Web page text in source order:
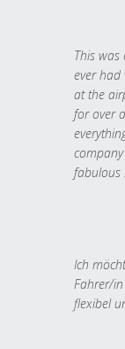
This was
ever had
at the
for over
fabulous
Ich
Fahrer/
flexibel